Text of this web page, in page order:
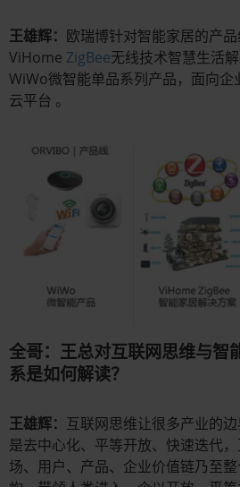
王雄辉： 欧瑞博针对智能家居的产
ViHome ZigBee无线技术智慧生活
WiWo微智能单品系列产品，面向
云平台 。
全哥：王总对互联网思维与智
系是如何解读？
王雄辉： 互联网思维让很多产业的
是去中心化、平等开放、快速迭代
场、用户、产品、企业价值链乃至